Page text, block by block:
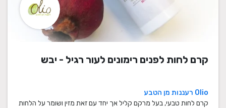
קרם לחות לפנים רימונים לעור רגיל - יבש
Olio רעננות מן הטבע
קרם לחות טבעי, בעל מרקם קליל אך יחד עם זאת מזין ושומר על הלחות